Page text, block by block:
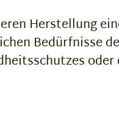
Herstellung
Bedürfnisse